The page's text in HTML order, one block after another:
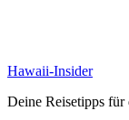
Hawaii-Insider
Deine Reisetipps